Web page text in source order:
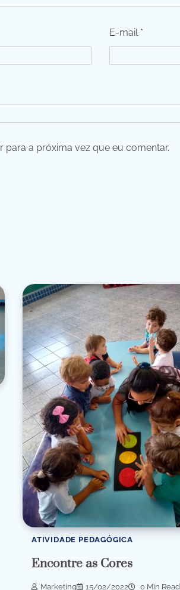
E-mail *
a próxima vez que eu comentar.
ATIVIDADE PEDAGÓGICA
Encontre as Cores
Marketing 15/02/2022 0 Min Read